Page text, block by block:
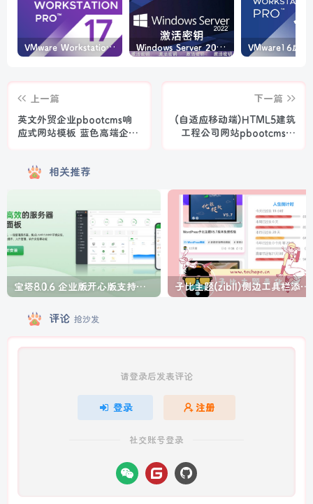
VMware Workstation PRO v17.6.4 正式版_虚拟机(带激活密钥) Windows Server 2022激活密钥 2024 5月更新
上一篇
英文外贸企业pbootcms响
应式网站模板 蓝色高端企业
下一篇
(自适应移动端)HTML5建筑
工程公司网站pbootcms模
相关推荐
宝塔8.0.6 企业版开心版支持最新升级【一键脚本】 子比主题(zibll)侧边工具栏添加人生倒计时美化
评论 抢沙发
请登录后发表评论
登录 注册
社交账号登录